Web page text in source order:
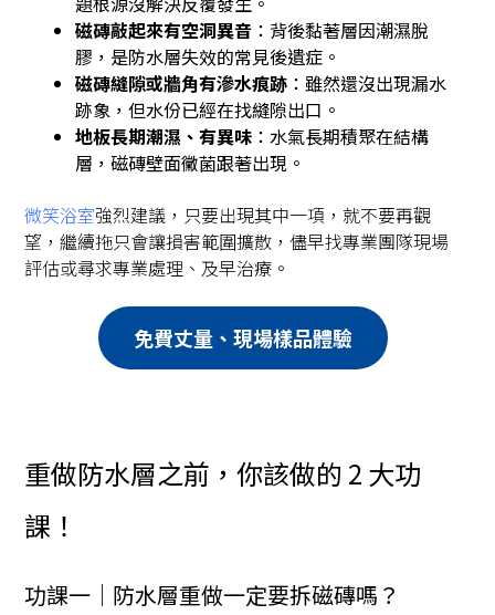
磁磚敲起來有空洞異音 ：背後黏著層因潮濕脫
膠，是防水層失效的常見後遺症。
磁磚縫隙或牆角有滲水痕跡 ：雖然還沒出現漏水
跡象，但水份已經在找縫隙出口。
地板長期潮濕、有異味 ：水氣長期積聚在結構
層，磁磚壁面黴菌跟著出現。
微笑浴室強烈建議，只要出現其中一項，就不要再觀
望，繼續拖只會讓損害範圍擴散，儘早找專業團隊現場
評估或尋求專業處理、及早治療。
免費丈量、現場樣品體驗
重做防水層之前，你該做的 2 大功
課！
功課一｜防水層重做一定要拆磁磚嗎？